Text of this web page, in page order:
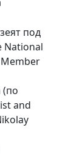
под
National
(по
and